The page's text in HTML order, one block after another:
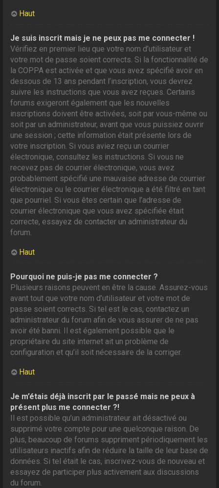
Haut
Je suis inscrit mais je ne peux pas me connecter !
Vérifiez en premier lieu que votre nom d’utilisateur et
votre mot de passe soient corrects. Si la fonctionnalité de
la COPPA est activée et que vous avez spécifié avoir en
dessous de 13 ans pendant l’inscription, vous devrez
suivre les instructions que vous avez reçues. Certains
forums exigeront également que les nouvelles
inscriptions doivent être activées, soit par vous-même ou
soit par un administrateur, avant que vous puissiez ouvrir
une session ; cette information était présente lors de
votre inscription. Si vous aviez reçu un courrier
électronique, consultez les instructions. Si vous ne
recevez pas de courrier électronique, vous avez
probablement spécifié une mauvaise adresse de courrier
électronique ou le courrier électronique a été filtré en tant
que pourriel. Si vous êtes certain que l’adresse de
courrier électronique que vous avez spécifiée était
correcte, essayez de contacter un administrateur du
forum.
Haut
Pourquoi ne puis-je pas me connecter ?
Plusieurs raisons peuvent en être la cause. Assurez-vous
avant tout que votre nom d’utilisateur et votre mot de
passe soient corrects. Si tel est le cas, contactez un
administrateur du forum afin de vous assurer de ne pas
avoir été banni. Il est également possible que le
propriétaire du site internet ait un problème de
configuration et qu’il soit nécessaire de la corriger.
Haut
Je m’étais déjà inscrit par le passé mais ne peux à
présent plus me connecter ?!
Il est possible qu’un administrateur ait désactivé ou
supprimé votre compte pour une quelconque raison. De
plus, beaucoup de forums suppriment périodiquement les
utilisateurs inactifs afin de réduire la taille de leur base de
données. Si tel était le cas, inscrivez-vous de nouveau et
essayez de participer plus activement aux discussions
du forum.